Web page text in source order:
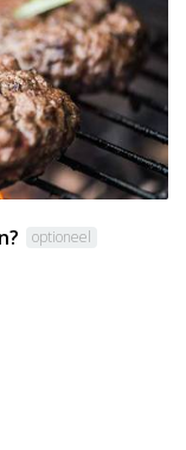
optioneel